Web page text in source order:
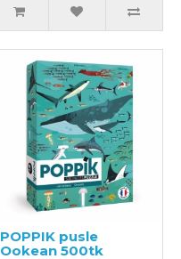
POPPIK pusle
Ookean 500tk